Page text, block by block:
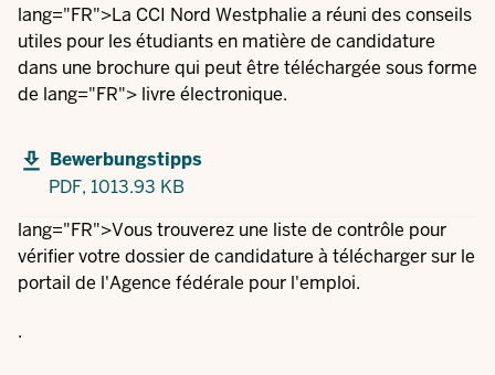
lang="FR">La CCI Nord Westphalie a réuni des conseils
utiles pour les étudiants en matière de candidature
dans une brochure qui peut être téléchargée sous forme
de lang="FR"> livre électronique.
Bewerbungstipps
PDF, 1013.93 KB
lang="FR">Vous trouverez une liste de contrôle pour
vérifier votre dossier de candidature à télécharger sur le
portail de l'Agence fédérale pour l'emploi.
.